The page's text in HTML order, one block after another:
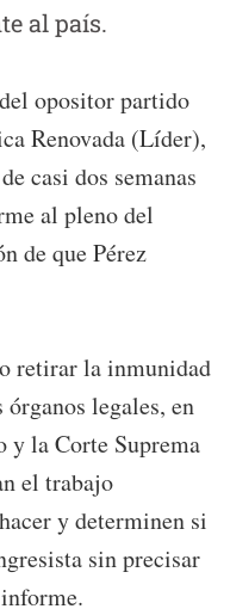
al país.
opositor partido
Renovada (Líder),
casi dos semanas
al pleno del
de que Pérez
retirar la inmunidad
legales, en
y la Corte Suprema
el trabajo
y determinen si
sin precisar